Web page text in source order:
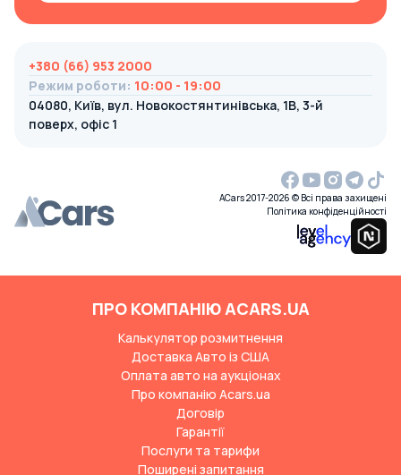
+380 (66) 953 2000
Режим роботи: 10:00 - 19:00
04080, Київ, вул. Новокостянтинівська, 1В, 3-й
поверх, офіс 1
ACars 2017-2026 © Всі права захищені
Політика конфіденційності
ПРО КОМПАНІЮ ACARS.UA
Калькулятор розмитнення
Доставка Авто із США
Оплата авто на аукціонах
Про компанію Acars.ua
Договір
Гарантії
Послуги та тарифи
Поширені запитання